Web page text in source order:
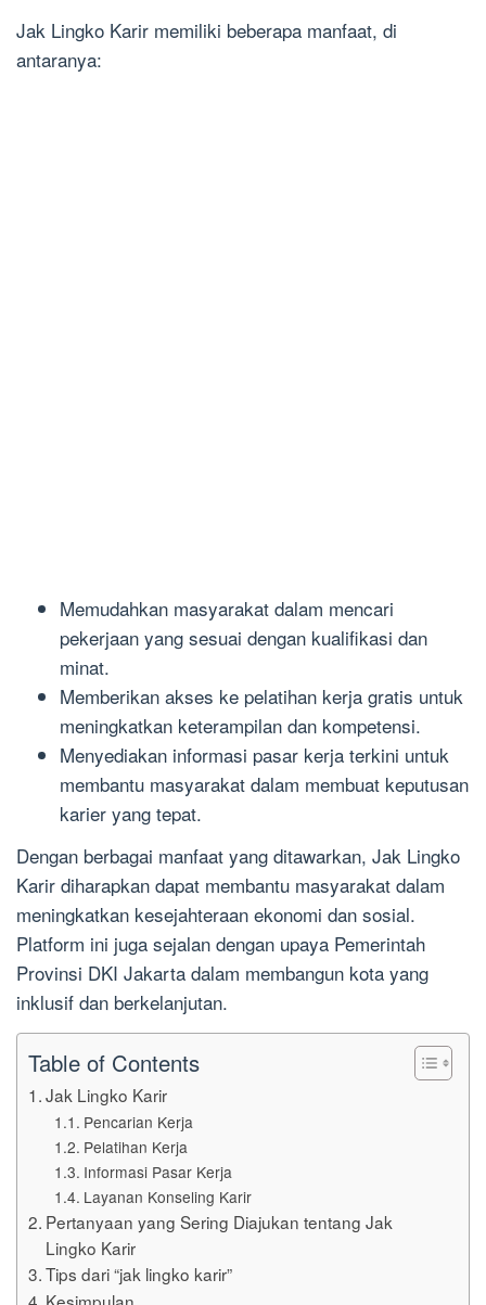
Jak Lingko Karir memiliki beberapa manfaat, di
antaranya:
Memudahkan masyarakat dalam mencari
pekerjaan yang sesuai dengan kualifikasi dan
minat.
Memberikan akses ke pelatihan kerja gratis untuk
meningkatkan keterampilan dan kompetensi.
Menyediakan informasi pasar kerja terkini untuk
membantu masyarakat dalam membuat keputusan
karier yang tepat.
Dengan berbagai manfaat yang ditawarkan, Jak Lingko
Karir diharapkan dapat membantu masyarakat dalam
meningkatkan kesejahteraan ekonomi dan sosial.
Platform ini juga sejalan dengan upaya Pemerintah
Provinsi DKI Jakarta dalam membangun kota yang
inklusif dan berkelanjutan.
Table of Contents
Jak Lingko Karir
Pencarian Kerja
Pelatihan Kerja
Informasi Pasar Kerja
Layanan Konseling Karir
Pertanyaan yang Sering Diajukan tentang Jak
Lingko Karir
Tips dari “jak lingko karir”